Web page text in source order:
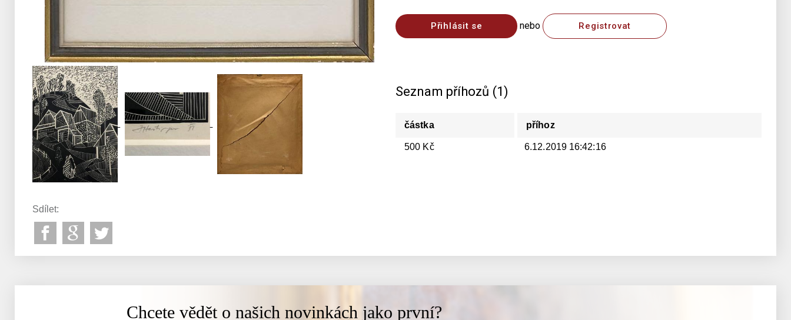
Přihlásit se nebo Registrovat
Seznam příhozů (1)
částka příhoz
500 Kč 6.12.2019 16:42:16
Sdílet:
Chcete vědět o našich novinkách jako první?